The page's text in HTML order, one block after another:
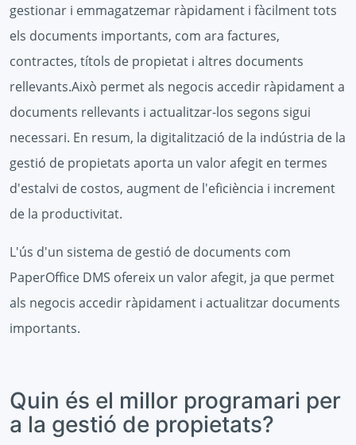
gestionar i emmagatzemar ràpidament i fàcilment tots
els documents importants, com ara factures,
contractes, títols de propietat i altres documents
rellevants.Això permet als negocis accedir ràpidament a
documents rellevants i actualitzar-los segons sigui
necessari. En resum, la digitalització de la indústria de la
gestió de propietats aporta un valor afegit en termes
d'estalvi de costos, augment de l'eficiència i increment
de la productivitat.
L'ús d'un sistema de gestió de documents com
PaperOffice DMS ofereix un valor afegit, ja que permet
als negocis accedir ràpidament i actualitzar documents
importants.
Quin és el millor programari per
a la gestió de propietats?